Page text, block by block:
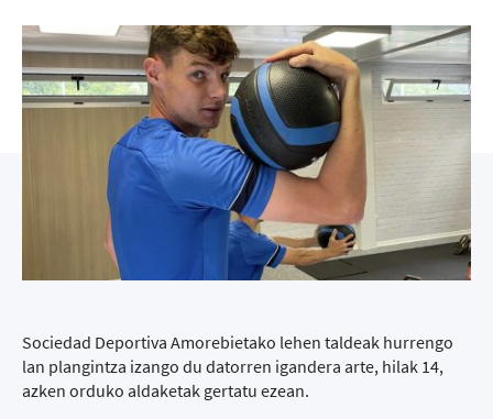
Sociedad Deportiva Amorebietako lehen taldeak hurrengo
lan plangintza izango du datorren igandera arte, hilak 14,
azken orduko aldaketak gertatu ezean.